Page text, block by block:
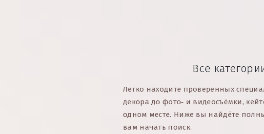
Все
Легко находите проверенных
декора до фото‑ и видеосъёмки,
одном месте. Ниже вы найдёте
вам начать поиск.